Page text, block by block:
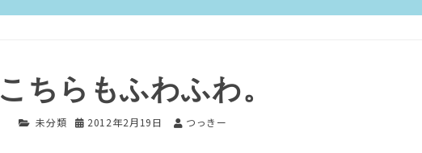
こちらもふわふわ。
未分類 2012年2月19日 つっきー